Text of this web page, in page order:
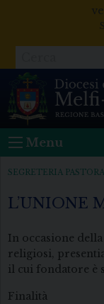
Menu
SEGRETERIA
L’UNIONE
In occasione
religiosi,
il cui fondatore è
Finalità